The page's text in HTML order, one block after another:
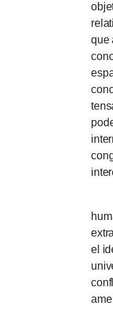
que
el